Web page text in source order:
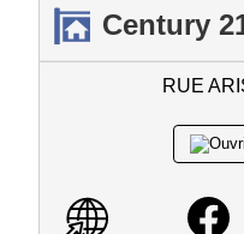
Century
RUE